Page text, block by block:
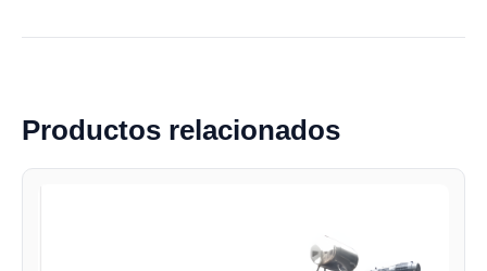
Productos relacionados